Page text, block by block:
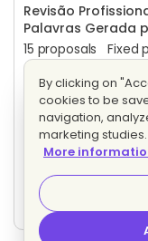
Revisão
Palavras Gerada
15 proposals Fixed
Consultoria em
Implementação
1 proposal Fixed
Waze de trilhas
5 proposals Fixed
By clicking on
cookies to be
navigation,
marketing studies.
More